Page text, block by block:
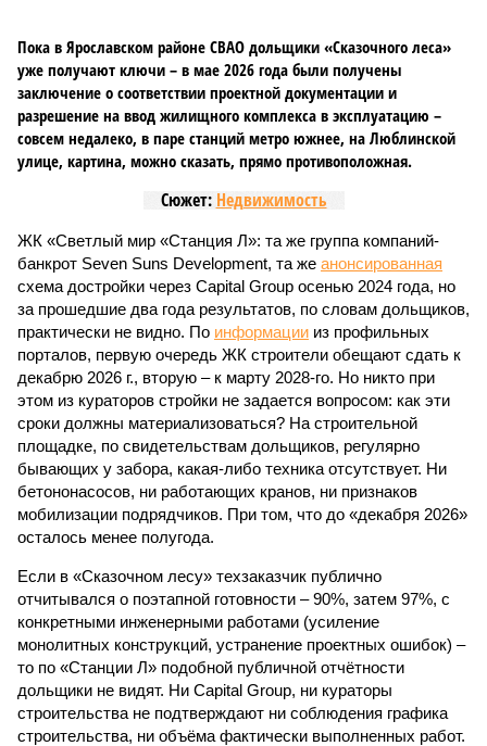
Пока в Ярославском районе СВАО дольщики «Сказочного леса»
уже получают ключи – в мае 2026 года были получены
заключение о соответствии проектной документации и
разрешение на ввод жилищного комплекса в эксплуатацию –
совсем недалеко, в паре станций метро южнее, на Люблинской
улице, картина, можно сказать, прямо противоположная.
Сюжет: Недвижимость
ЖК «Светлый мир «Станция Л»: та же группа компаний-
банкрот Seven Suns Development, та же анонсированная
схема достройки через Capital Group осенью 2024 года, но
за прошедшие два года результатов, по словам дольщиков,
практически не видно. По информации из профильных
порталов, первую очередь ЖК строители обещают сдать к
декабрю 2026 г., вторую – к марту 2028-го. Но никто при
этом из кураторов стройки не задается вопросом: как эти
сроки должны материализоваться? На строительной
площадке, по свидетельствам дольщиков, регулярно
бывающих у забора, какая-либо техника отсутствует. Ни
бетононасосов, ни работающих кранов, ни признаков
мобилизации подрядчиков. При том, что до «декабря 2026»
осталось менее полугода.
Если в «Сказочном лесу» техзаказчик публично
отчитывался о поэтапной готовности – 90%, затем 97%, с
конкретными инженерными работами (усиление
монолитных конструкций, устранение проектных ошибок) –
то по «Станции Л» подобной публичной отчётности
дольщики не видят. Ни Capital Group, ни кураторы
строительства не подтверждают ни соблюдения графика
строительства, ни объёма фактически выполненных работ.